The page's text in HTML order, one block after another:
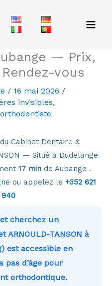
— Prix,
vous
/ 16 mai 2026 /
invisibles,
orthodontiste
Cabinet Dentaire &
— Situé à Dudelange
17 min de Aubange .
ou appelez le +352 621
940
cherchez un
ARNOULD-TANSON à
est accessible en
pas d’âge pour
orthodontique.